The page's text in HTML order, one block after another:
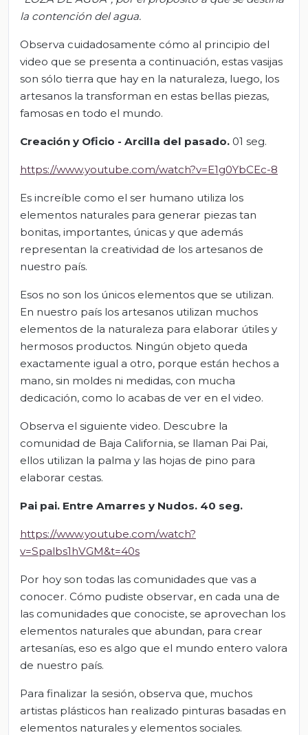
la contención del agua.
Observa cuidadosamente cómo al principio del
video que se presenta a continuación, estas vasijas
son sólo tierra que hay en la naturaleza, luego, los
artesanos la transforman en estas bellas piezas,
famosas en todo el mundo.
Creación y Oficio - Arcilla del pasado. 01 seg.
https://www.youtube.com/watch?v=E1g0YbCEc-8
Es increíble como el ser humano utiliza los
elementos naturales para generar piezas tan
bonitas, importantes, únicas y que además
representan la creatividad de los artesanos de
nuestro país.
Esos no son los únicos elementos que se utilizan.
En nuestro país los artesanos utilizan muchos
elementos de la naturaleza para elaborar útiles y
hermosos productos. Ningún objeto queda
exactamente igual a otro, porque están hechos a
mano, sin moldes ni medidas, con mucha
dedicación, como lo acabas de ver en el video.
Observa el siguiente video. Descubre la
comunidad de Baja California, se llaman Pai Pai,
ellos utilizan la palma y las hojas de pino para
elaborar cestas.
Pai pai. Entre Amarres y Nudos. 40 seg.
https://www.youtube.com/watch?
v=Spalbs1hVGM&t=40s
Por hoy son todas las comunidades que vas a
conocer. Cómo pudiste observar, en cada una de
las comunidades que conociste, se aprovechan los
elementos naturales que abundan, para crear
artesanías, eso es algo que el mundo entero valora
de nuestro país.
Para finalizar la sesión, observa que, muchos
artistas plásticos han realizado pinturas basadas en
elementos naturales y elementos sociales.